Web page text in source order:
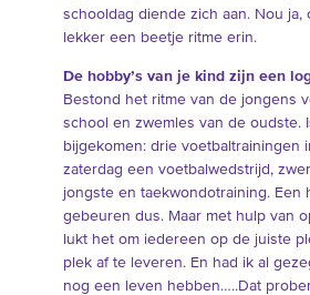
schooldag diende zich aan. Nou ja,
lekker een beetje ritme erin.
De hobby’s van je kind zijn een
Bestond het ritme van de jongens
school en zwemles van de oudste.
bijgekomen: drie voetbaltrainingen
zaterdag een voetbalwedstrijd,
jongste en taekwondotraining. Een
gebeuren dus. Maar met hulp van
lukt het om iedereen op de juiste
plek af te leveren. En had ik al
nog een leven hebben…..Dat